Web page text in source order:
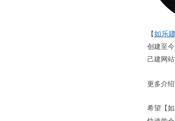
【如乐
创建至
己建网
更多介
希望【